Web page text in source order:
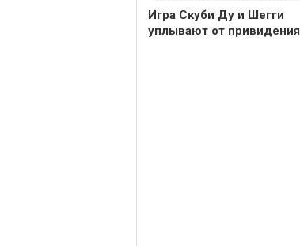
Игра Скуби Ду и Шегги
уплывают от привидения